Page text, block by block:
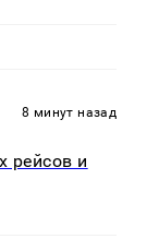
8 минут назад
рейсов и